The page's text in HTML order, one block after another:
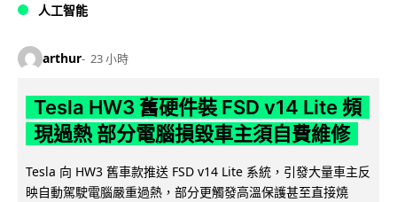
人工智能
arthur 23 小時
Tesla HW3 舊硬件裝 FSD v14 Lite 頻
現過熱 部分電腦損毀車主須自費維修
Tesla 向 HW3 舊車款推送 FSD v14 Lite 系統，引發大量車主反
映自動駕駛電腦嚴重過熱，部分更觸發高溫保護甚至直接燒